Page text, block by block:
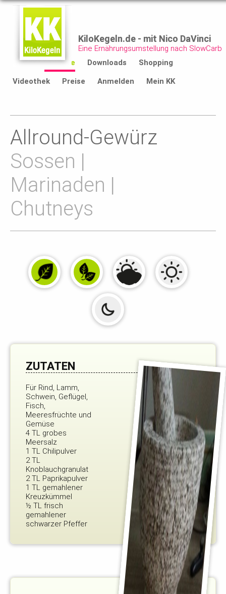
KiloKegeln.de - mit Nico DaVinci
Eine Ernährungsumstellung nach SlowCarb
Start
Rezepte Downloads Shopping
Videothek Preise Anmelden Mein KK
Allround-Gewürz
Sossen |
Marinaden |
Chutneys
ZUTATEN
Für Rind, Lamm,
Schwein, Geflügel,
Fisch,
Meeresfrüchte und
Gemüse
4 TL grobes
Meersalz
1 TL Chilipulver
2 TL
Knoblauchgranulat
2 TL Paprikapulver
1 TL gemahlener
Kreuzkümmel
½ TL frisch
gemahlener
schwarzer Pfeffer